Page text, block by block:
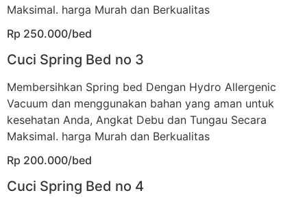
Maksimal. harga Murah dan Berkualitas
Rp 250.000/bed
Cuci Spring Bed no 3
Membersihkan Spring bed Dengan Hydro Allergenic
Vacuum dan menggunakan bahan yang aman untuk
kesehatan Anda, Angkat Debu dan Tungau Secara
Maksimal. harga Murah dan Berkualitas
Rp 200.000/bed
Cuci Spring Bed no 4